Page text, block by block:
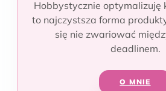
Hobbystycznie optymalizuję
to najczystsza forma
się nie zwariować
deadlinem.
O MNIE